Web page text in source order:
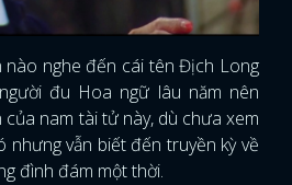
nào nghe đến cái tên Địch Long
đu Hoa ngữ lâu năm nên
nam tài tử này, dù chưa xem
nhưng vẫn biết đến truyền kỳ về
đình đám một thời.